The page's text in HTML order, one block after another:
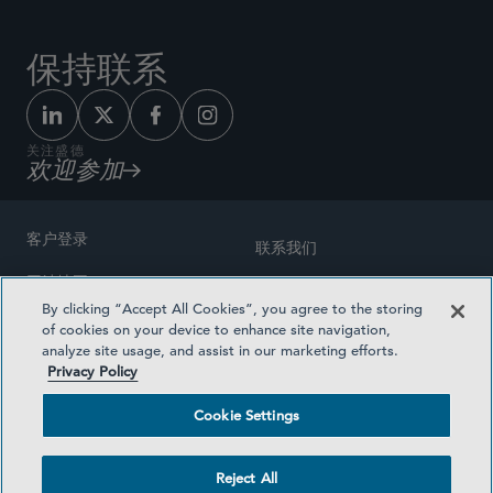
保持联系
关注盛德
欢迎参加
客户登录
网站地图
律师广告
隐私政策
社交媒体目录
联系我们
医疗计划透明度
Cookie Settings
By clicking “Accept All Cookies”, you agree to the storing
of cookies on your device to enhance site navigation,
analyze site usage, and assist in our marketing efforts.
Privacy Policy
Cookie Settings
Reject All